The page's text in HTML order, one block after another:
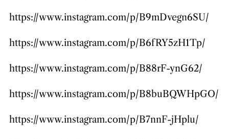
https://www.instagram.com/p/B9mDvegn6SU/
https://www.instagram.com/p/B6fRY5zH1Tp/
https://www.instagram.com/p/B88rF-ynG62/
https://www.instagram.com/p/B8buBQWHpGO/
https://www.instagram.com/p/B7nnF-jHplu/